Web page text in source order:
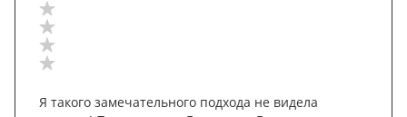
Я такого замечательного подхода не видела